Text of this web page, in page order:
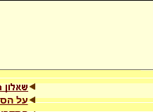
על